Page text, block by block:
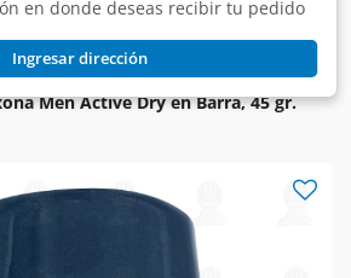
en donde deseas recibir tu pedido
Ingresar dirección
y Belleza
Higiene y Cuidado Corporal
Men Active Dry en Barra, 45 gr.